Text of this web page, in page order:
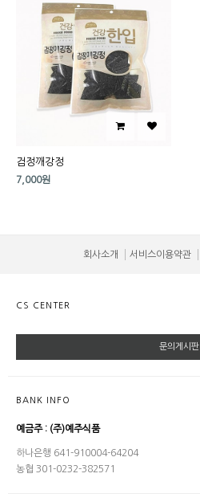
검정깨강정
7,000원
회사소개 서비스이용약관
CS CENTER
문의게시판
BANK INFO
예금주 : (주)예주식품
하나은행 641-910004-64204
농협 301-0232-382571